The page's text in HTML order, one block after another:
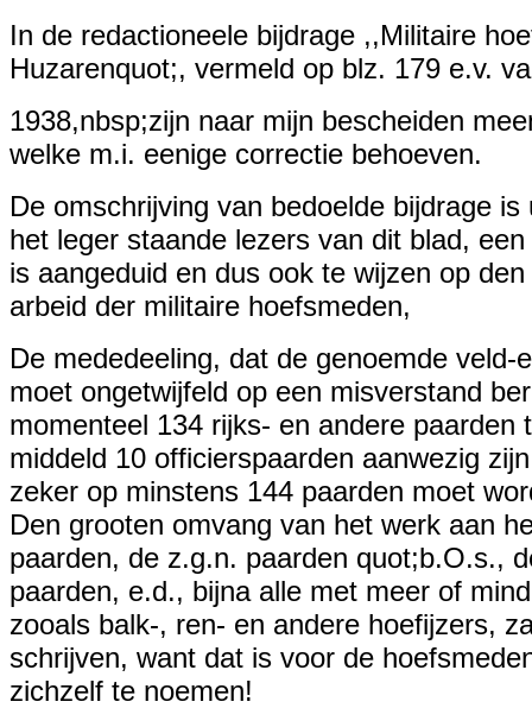
In de redactioneele bijdrage ,,Militaire
Huzarenquot;, vermeld op blz. 179 e.v.
1938,nbsp;zijn naar mijn bescheiden
welke m.i. eenige correctie behoeven.
De omschrijving van bedoelde bijdrage
het leger staande lezers van dit blad,
is aangeduid en dus ook te wijzen op
arbeid der militaire hoefsmeden,
De mededeeling, dat de genoemde
moet ongetwijfeld op een misverstand
momenteel 134 rijks- en andere
middeld 10 officierspaarden aanwezig
zeker op minstens 144 paarden moet
Den grooten omvang van het werk aan
paarden, de z.g.n. paarden quot;b.O.s.,
paarden, e.d., bijna alle met meer of
zooals balk-, ren- en andere hoefijzers,
schrijven, want dat is voor de
zichzelf te noemen!